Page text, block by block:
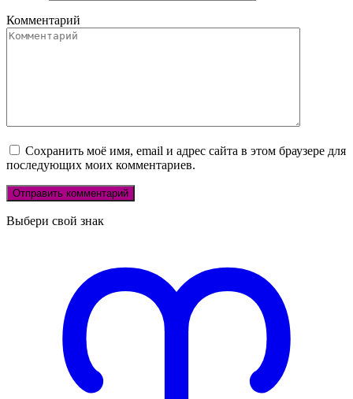
Комментарий
Сохранить моё имя, email и адрес сайта в этом браузере для
последующих моих комментариев.
Выбери свой знак